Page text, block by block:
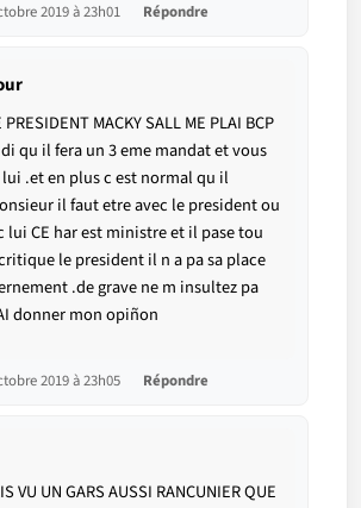
2019 à 23h01 Répondre
MACKY SALL ME PLAI BCP
qu il fera un 3 eme mandat et vous
.et en plus c est normal qu il
il faut etre avec le president ou
lui CE har est ministre et il pase tou
le president il n a pa sa place
.de grave ne m insultez pa
donner mon opiñon
2019 à 23h05 Répondre
VU UN GARS AUSSI RANCUNIER QUE